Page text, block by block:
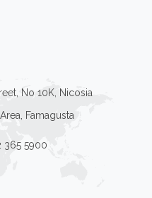
No 10K, Nicosia
Famagusta
365 5900